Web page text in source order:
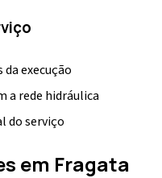
execução
a rede hidráulica
do serviço
em Fragata